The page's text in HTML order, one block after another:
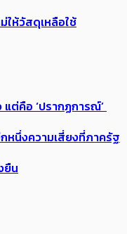
ห้วัสดุเหลือใช้
ต่คือ ‘ปรากฏการณ์’
หนึ่งความเสี่ยงที่ภาครัฐ
ยืน